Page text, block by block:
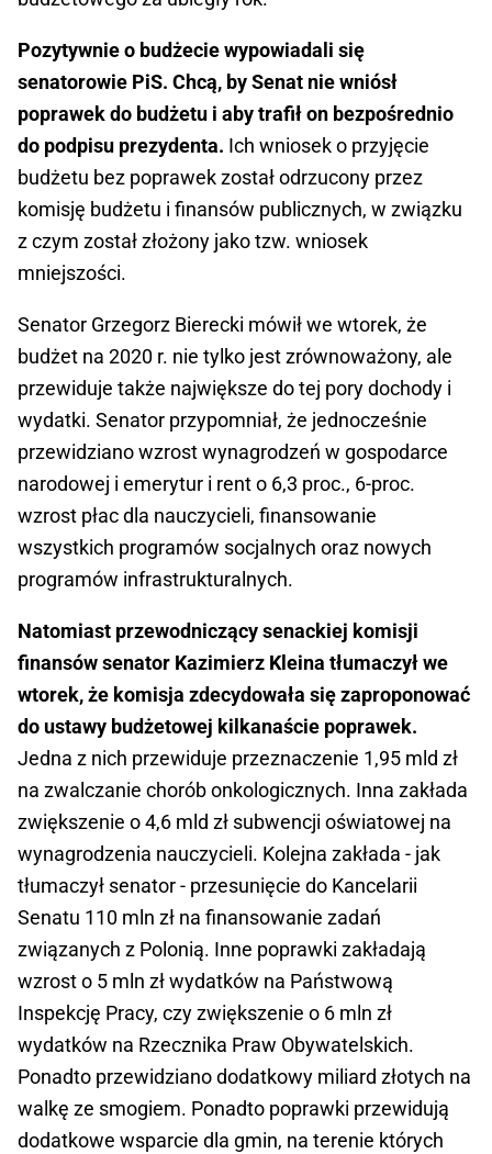
Pozytywnie o budżecie wypowiadali się
senatorowie PiS. Chcą, by Senat nie wniósł
poprawek do budżetu i aby trafił on bezpośrednio
do podpisu prezydenta. Ich wniosek o przyjęcie
budżetu bez poprawek został odrzucony przez
komisję budżetu i finansów publicznych, w związku
z czym został złożony jako tzw. wniosek
mniejszości.
Senator Grzegorz Bierecki mówił we wtorek, że
budżet na 2020 r. nie tylko jest zrównoważony, ale
przewiduje także największe do tej pory dochody i
wydatki. Senator przypomniał, że jednocześnie
przewidziano wzrost wynagrodzeń w gospodarce
narodowej i emerytur i rent o 6,3 proc., 6-proc.
wzrost płac dla nauczycieli, finansowanie
wszystkich programów socjalnych oraz nowych
programów infrastrukturalnych.
Natomiast przewodniczący senackiej komisji
finansów senator Kazimierz Kleina tłumaczył we
wtorek, że komisja zdecydowała się zaproponować
do ustawy budżetowej kilkanaście poprawek.
Jedna z nich przewiduje przeznaczenie 1,95 mld zł
na zwalczanie chorób onkologicznych. Inna zakłada
zwiększenie o 4,6 mld zł subwencji oświatowej na
wynagrodzenia nauczycieli. Kolejna zakłada - jak
tłumaczył senator - przesunięcie do Kancelarii
Senatu 110 mln zł na finansowanie zadań
związanych z Polonią. Inne poprawki zakładają
wzrost o 5 mln zł wydatków na Państwową
Inspekcję Pracy, czy zwiększenie o 6 mln zł
wydatków na Rzecznika Praw Obywatelskich.
Ponadto przewidziano dodatkowy miliard złotych na
walkę ze smogiem. Ponadto poprawki przewidują
dodatkowe wsparcie dla gmin, na terenie których